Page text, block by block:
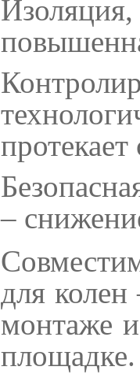
–
для
монтаже
площадке.